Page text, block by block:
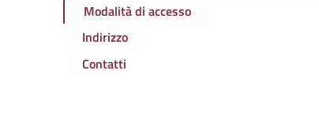
Modalità di accesso
Indirizzo
Contatti